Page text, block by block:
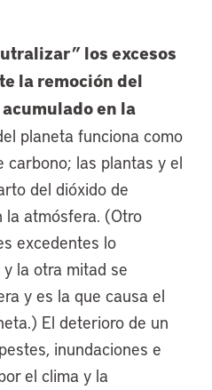
los excesos
la remoción del
en la
planeta funciona como
carbono; las plantas y el
del dióxido de
la atmósfera. (Otro
excedentes lo
la otra mitad se
y es la que causa el
El deterioro de un
inundaciones e
el clima y la